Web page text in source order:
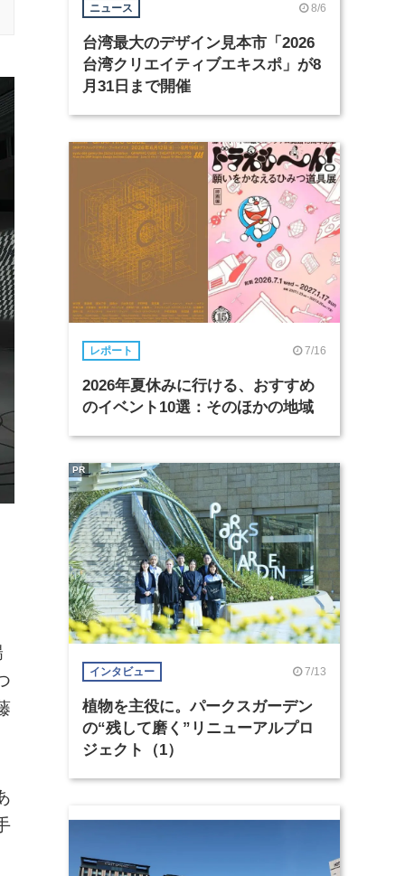
ニュース 8/6
台湾最大のデザイン見本市「2026
台湾クリエイティブエキスポ」が8
月31日まで開催
レポート 7/16
2026年夏休みに行ける、おすすめ
のイベント10選：そのほかの地域
インタビュー 7/13
植物を主役に。パークスガーデン
の“残して磨く”リニューアルプロ
ジェクト（1）
PR